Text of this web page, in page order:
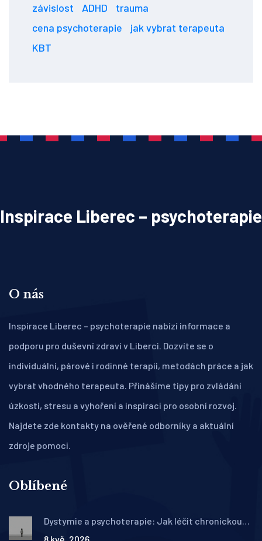
závislost
ADHD
trauma
cena psychoterapie
jak vybrat terapeuta
KBT
Inspirace Liberec – psychoterapie
O nás
Inspirace Liberec – psychoterapie nabízí informace a
podporu pro duševní zdraví v Liberci. Dozvíte se o
individuální, párové i rodinné terapii, metodách práce a jak
vybrat vhodného terapeuta. Přinášíme tipy pro zvládání
úzkosti, stresu a vyhoření a inspiraci pro osobní rozvoj.
Najdete zde kontakty na ověřené odborníky a aktuální
zdroje pomoci.
Oblíbené
Dystymie a psychoterapie: Jak léčit chronickou